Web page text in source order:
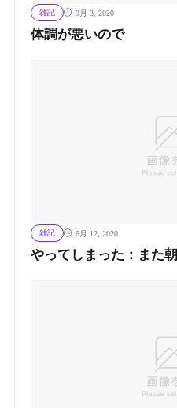
雑記 9月 3, 2020
体調が悪いので
雑記 6月 12, 2020
やってしまった：また